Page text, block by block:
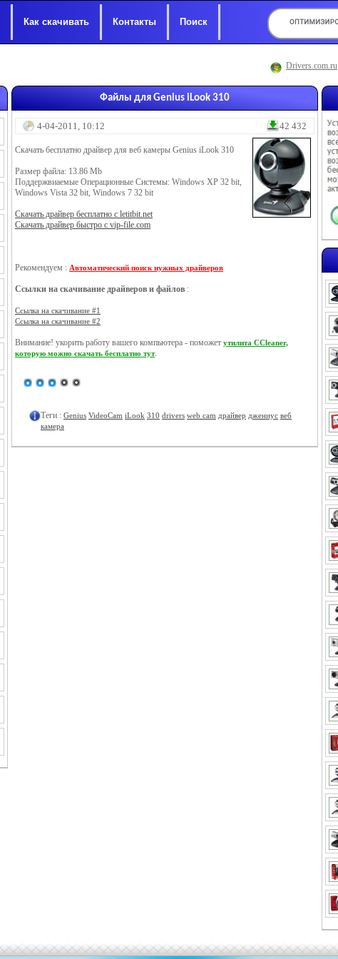
Как скачивать Контакты Поиск
Drivers.com.ru
Файлы для Genius iLook 310
4-04-2011, 10:12 42 432
Скачать бесплатно драйвер для веб камеры Genius iLook 310
Размер файла: 13.86 Mb
Поддержвиаемые Операционные Системы: Windows XP 32 bit,
Windows Vista 32 bit, Windows 7 32 bit
Скачать драйвер бесплатно с letitbit.net
Скачать драйвер быстро с vip-file.com
Рекомендуем : Автоматический поиск нужных драйверов
Ссылки на скачивание драйверов и файлов :
Ссылка на скачивание #1
Ссылка на скачивание #2
Внимание! укорить работу вашего компьютера - поможет утилита CCleaner,
которую можно скачать бесплатно тут.
Теги : Genius VideoCam iLook 310 drivers web cam драйвер джениус веб
камера